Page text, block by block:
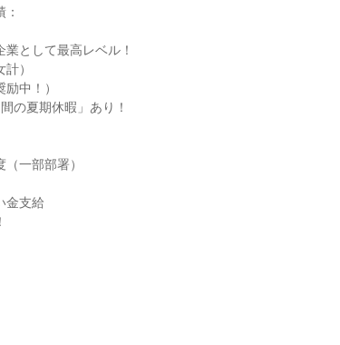
として最高レベル！
）
中！）
の夏期休暇」あり！
一部部署）
金支給